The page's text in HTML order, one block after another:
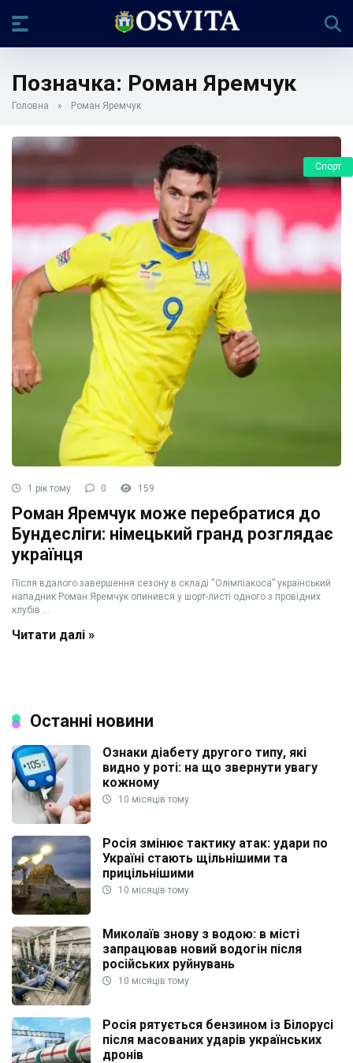
Позначка: Роман Яремчук
Головна » Роман Яремчук
Спорт
1 рік тому 0 159
Роман Яремчук може перебратися до
Бундесліги: німецький гранд розглядає
українця
Після вдалого завершення сезону в складі “Олімпіакоса” український
нападник Роман Яремчук опинився у шорт-листі одного з провідних
клубів ...
Читати далі »
Останні новини
Ознаки діабету другого типу, які
видно у роті: на що звернути увагу
кожному
10 місяців тому
Росія змінює тактику атак: удари по
Україні стають щільнішими та
прицільнішими
10 місяців тому
Миколаїв знову з водою: в місті
запрацював новий водогін після
російських руйнувань
10 місяців тому
Росія рятується бензином із Білорусі
після масованих ударів українських
дронів